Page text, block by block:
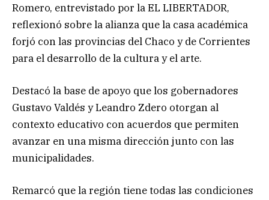
Romero, entrevistado por la EL LIBERTADOR,
reflexionó sobre la alianza que la casa académica
forjó con las provincias del Chaco y de Corrientes
para el desarrollo de la cultura y el arte.
Destacó la base de apoyo que los gobernadores
Gustavo Valdés y Leandro Zdero otorgan al
contexto educativo con acuerdos que permiten
avanzar en una misma dirección junto con las
municipalidades.
Remarcó que la región tiene todas las condiciones